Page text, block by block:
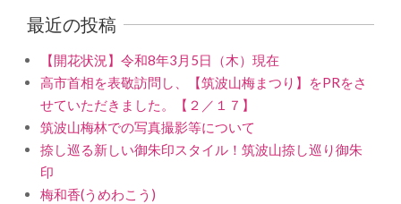
最近の投稿
【開花状況】令和8年3月5日（木）現在
高市首相を表敬訪問し、【筑波山梅まつり】をPRをさ
せていただきました。【２／１７】
筑波山梅林での写真撮影等について
捺し巡る新しい御朱印スタイル！筑波山捺し巡り御朱
印
梅和香(うめわこう)